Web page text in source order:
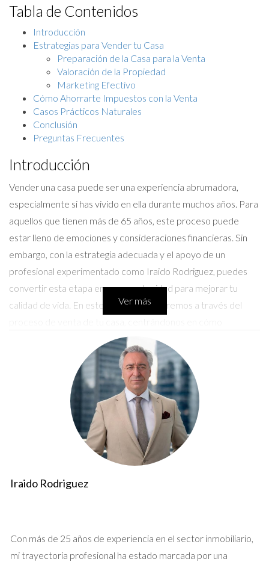
Tabla de Contenidos
Introducción
Estrategias para Vender tu Casa
Preparación de la Casa para la Venta
Valoración de la Propiedad
Marketing Efectivo
Cómo Ahorrarte Impuestos con la Venta
Casos Prácticos Naturales
Conclusión
Preguntas Frecuentes
Introducción
Vender una casa puede ser una experiencia abrumadora,
especialmente si has vivido en ella durante muchos años. Para
aquellos que tienen más de 65 años, este proceso puede
estar lleno de emociones y consideraciones financieras. Sin
embargo, con la estrategia adecuada y el apoyo de un
profesional experimentado como Iraido Rodriguez, puedes
convertir esta etapa en una oportunidad para mejorar tu
calidad de vida. En este artículo, te guiaremos a través del
maximizar tus ganancias y reducir tus impuestos.
Estrategias para Vender tu Casa
Vender tu casa no solo implica poner un cartel de "se vende"
en el jardín. Hay varios pasos importantes que debes seguir
para asegurarte de que obtienes el mejor precio posible.
Preparación de la Casa para la Venta
adecuadamente. Esto incluye:
gran diferencia.
Despersonalizar el espacio: Retira fotos familiares y
Ver más
Iraido Rodriguez
Con más de 25 años de experiencia en el sector inmobiliario,
mi trayectoria profesional ha estado marcada por una